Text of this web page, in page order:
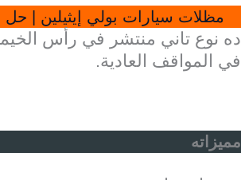
مظلات سيارات بولي إيثيلين |
ده نوع تاني منتشر في رأس
في المواقف العادية.
مميزاته